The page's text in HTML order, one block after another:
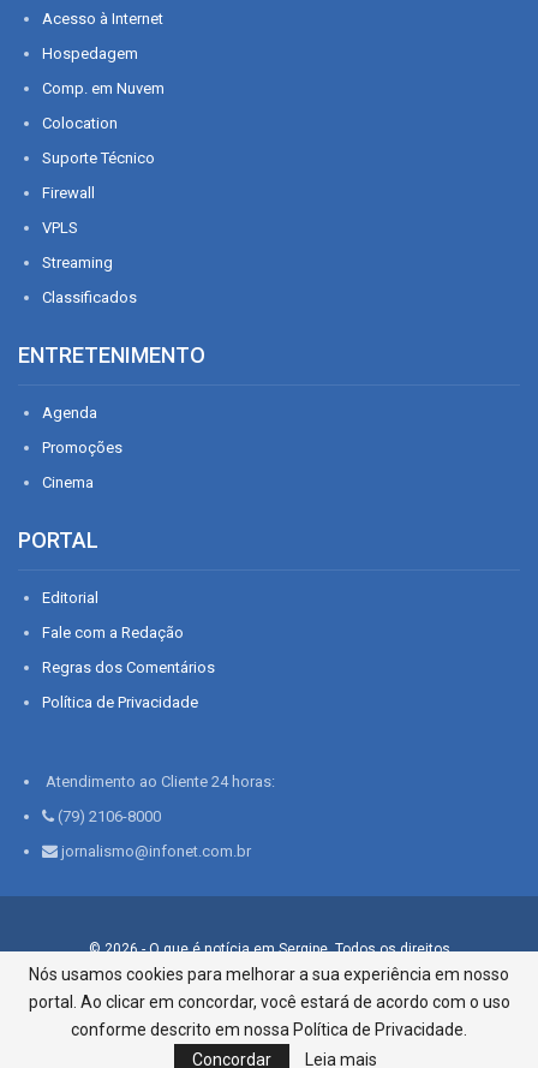
Acesso à Internet
Hospedagem
Comp. em Nuvem
Colocation
Suporte Técnico
Firewall
VPLS
Streaming
Classificados
ENTRETENIMENTO
Agenda
Promoções
Cinema
PORTAL
Editorial
Fale com a Redação
Regras dos Comentários
Política de Privacidade
Atendimento ao Cliente 24 horas:
(79) 2106-8000
jornalismo@infonet.com.br
© 2026 - O que é notícia em Sergipe. Todos os direitos
reservados.
Infonet - Rua Monsenhor Silveira 276, Bairro São José |
Aracaju-SE, CEP 49015-030, Fone: 79.2106.8000 - CI Centro de
Informações LTDA
Nós usamos cookies para melhorar a sua experiência em nosso
portal. Ao clicar em concordar, você estará de acordo com o uso
conforme descrito em nossa Política de Privacidade.
Concordar
Leia mais